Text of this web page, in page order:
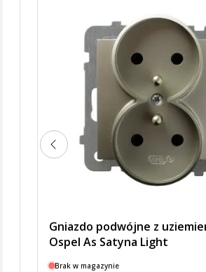
Gniazdo podwójne z
Ospel As Satyna Light
Brak w magazynie